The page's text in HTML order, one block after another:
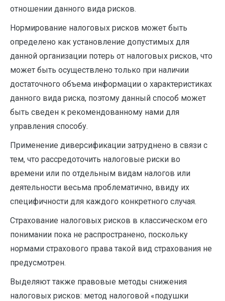
отношении данного вида рисков.
Нормирование налоговых рисков может быть
определено как установление допустимых для
данной организации потерь от нало­говых рисков, что
может быть осуществлено только при наличии
достаточного объема информации о характеристиках
данного вида риска, поэтому данный способ может
быть сведен к рекомендован­ному нами для
управления способу.
Применение диверсификации затруднено в связи с
тем, что рассредоточить налоговые риски во
времени или по отдельным видам налогов или
деятельности весьма проблематично, ввиду их
специ­фичности для каждого конкретного случая.
Страхование налоговых рисков в классическом его
понимании пока не распространено, поскольку
нормами страхового права та­кой вид страхования не
предусмотрен.
Выделяют также правовые методы снижения
налоговых рисков: метод налоговой «подушки